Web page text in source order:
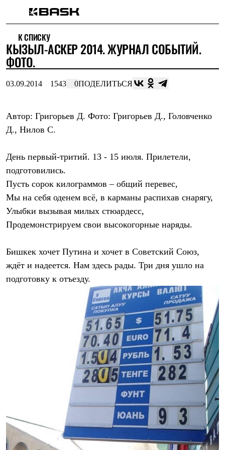
Интернет-магазин
Мужская одежда
Утепленная пухом
Куртки
Жилеты
Куртки
Штормовая одежда
Брюки
Софтшелл одежда
Куртки
Брюки
Флисовая одежда
Куртки
Брюки
Термобелье
Среднее термобелье
Легкое термобелье
Лёгкая одежда
Футболки
Рубашки
Утепленная синтетикой
Штормовая одежда
Софтшелл одежда
Куртки
Брюки
Лёгкая одежда
К СПИСКУ
КЫЗЫЛ-АСКЕР 2014. ЖУРНАЛ СОБЫТИЙ.
ФОТО.
03.09.2014 1543 0ПОДЕЛИТЬСЯ
Автор: Григорьев Д. Фото: Григорьев Д., Головченко
Д., Нилов С.
День первый-тритий. 13 - 15 июля. Прилетели,
подготовились.
Пусть сорок килограммов – общий перевес,
Мы на себя оденем всё, в карманы распихав снарягу,
Улыбки вызывая милых стюардесс,
Продемонстрируем свои высокогорные наряды.
Бишкек хочет Путина и хочет в Советский Союз,
ждёт и надеется. Нам здесь рады. Три дня ушло на
подготовку к отъезду.